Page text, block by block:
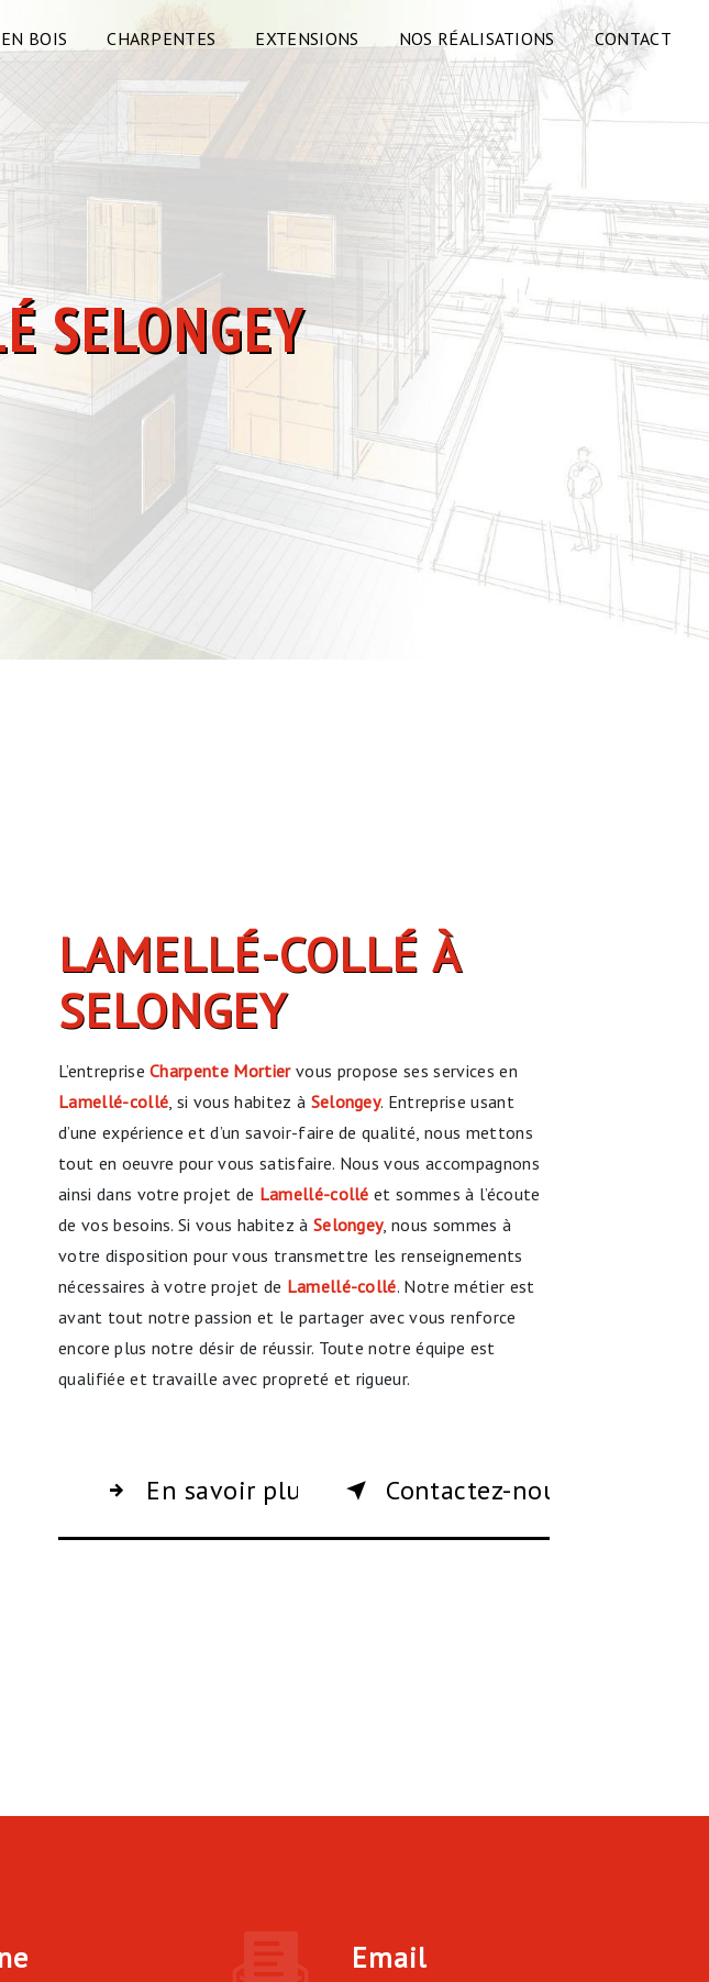
BOIS CHARPENTES EXTENSIONS NOS RÉALISATIONS CONTACT
SELONGEY
LAMELLÉ-COLLÉ À
SELONGEY
L’entrepriseCharpente Mortiervous propose ses services en
Lamellé-collé , si vous habitez à Selongey. Entreprise usant
d’une expérience et d’un savoir-faire de qualité, nous mettons
tout en oeuvre pour vous satisfaire. Nous vous accompagnons
ainsi dans votre projet de Lamellé-collé et sommes à l’écoute
de vos besoins. Si vous habitez à Selongey, nous sommes à
votre disposition pour vous transmettre les renseignements
nécessaires à votre projet de Lamellé-collé. Notre métier est
avant tout notre passion et le partager avec vous renforce
encore plus notre désir de réussir. Toute notre équipe est
qualifiée et travaille avec propreté et rigueur.
En savoir plus Contactez-nous
Email